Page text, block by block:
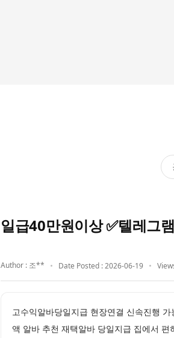
일급40만원이상 ✅텔레그
Author : 조** Date Posted : 2026-06-19
고수익알바당일지급 현장연결 신속진행
액 알바 추천 재택알바 당일지급 집에서